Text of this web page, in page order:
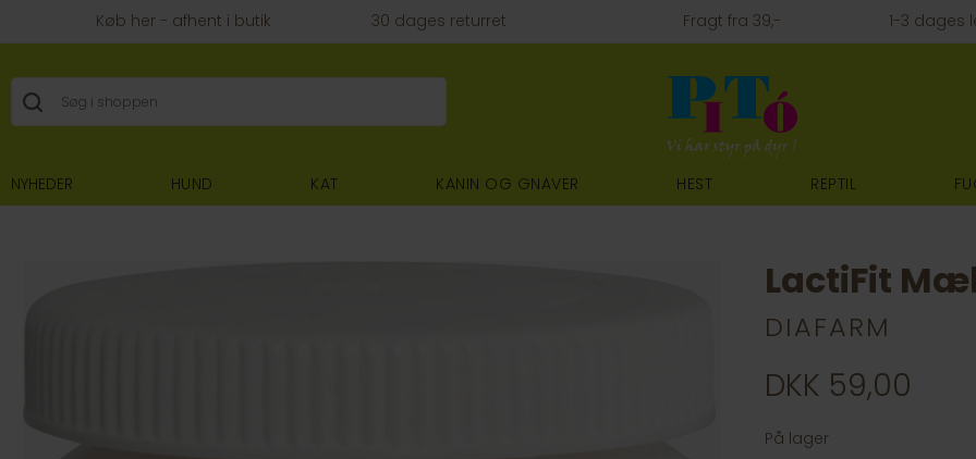
Køb her - afhent i butik 30 dages returret Fragt fra 39,- 1-3 dages
NYHEDER HUND KAT KANIN OG GNAVER HEST REPTIL
LactiFit
DIAFARM
DKK 59,00
På lager